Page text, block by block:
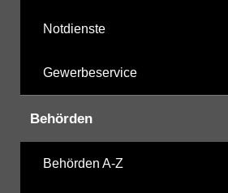
Notdienste
Gewerbeservice
Behörden
Behörden A-Z